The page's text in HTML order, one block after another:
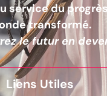
service du
transformé.
le futur en
Liens Utiles